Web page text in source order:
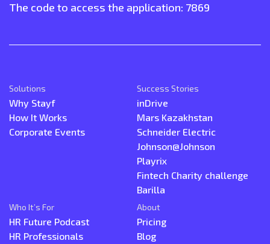
The code to access the application: 7869
Solutions
Why Stayf
How It Works
Corporate Events
Success Stories
inDrive
Mars Kazakhstan
Schneider Electric
Johnson@Johnson
Playrix
Fintech Charity challenge
Barilla
Who It’s For
HR Future Podcast
HR Professionals
About
Pricing
Blog